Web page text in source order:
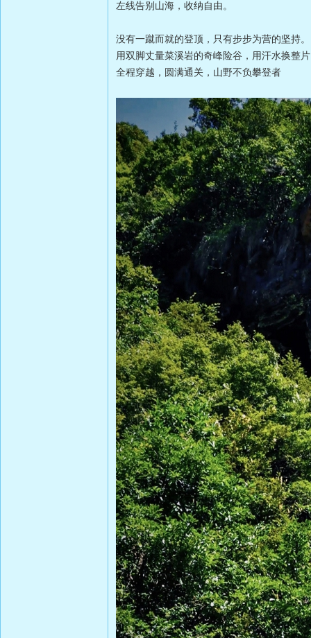
左线告别山海，收纳自由。
没有一蹴而就的登顶，只有步步为营的坚持。
用双脚丈量菜溪岩的奇峰险谷，用汗水换整
全程穿越，圆满通关，山野不负攀登者